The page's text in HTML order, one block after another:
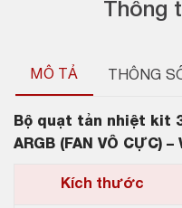
Thông
MÔ TẢ THÔNG
Bộ quạt tản nhiệt kit
ARGB (FAN VÔ CỰC) –
Kích thước